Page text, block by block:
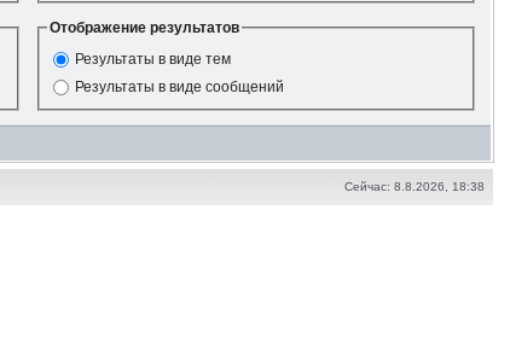
Отображение результатов
Результаты в виде тем
Результаты в виде сообщений
Сейчас: 8.8.2026, 18:38